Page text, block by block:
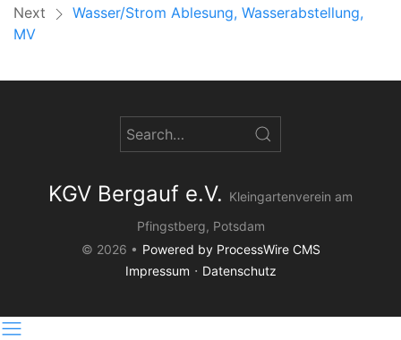
Next
Wasser/Strom Ablesung, Wasserabstellung,
MV
KGV Bergauf e.V. Kleingartenverein am
Pfingstberg, Potsdam
© 2026 • Powered by ProcessWire CMS
Impressum · Datenschutz